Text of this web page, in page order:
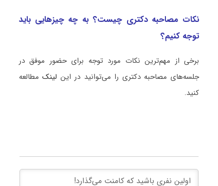
نکات مصاحبه دکتری چیست؟ به چه چیزهایی باید
توجه کنیم؟
برخی از مهم‌ترین نکات مورد توجه برای حضور موفق در
جلسه‌های مصاحبه دکتری را می‌توانید در این لینکمطالعه
کنید.